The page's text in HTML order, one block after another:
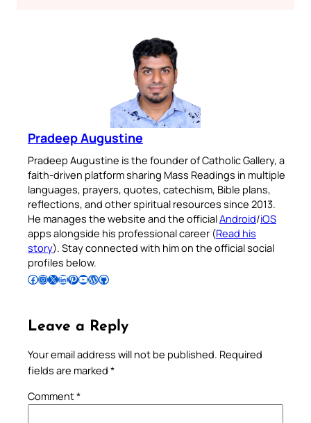
Pradeep Augustine
Pradeep Augustine is the founder of Catholic Gallery, a
faith-driven platform sharing Mass Readings in multiple
languages, prayers, quotes, catechism, Bible plans,
reflections, and other spiritual resources since 2013.
He manages the website and the officialAndroid/iOS
apps alongside his professional career (Read his
story). Stay connected with him on the official social
profiles below.
Follow Pradeep on Facebook Follow Pradeep on InstagramFollow Pradeep on X Follow Pradeep on LinkedIn Follow Pradeep on Pinterest Subscribe to Pradeep’s Youtube Channel Follow Pradeep on WordPress Follow Pradeep on GitHub
Leave a Reply
Your email address will not be published. Required
fields are marked *
Comment*